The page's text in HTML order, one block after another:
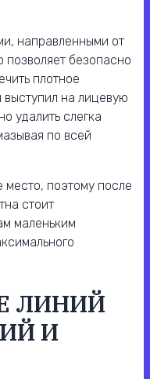
направленными от
позволяет безопасно
плотное
выступил на лицевую
удалить слегка
по всей
место, поэтому после
стоит
маленьким
ЛИНИЙ
И